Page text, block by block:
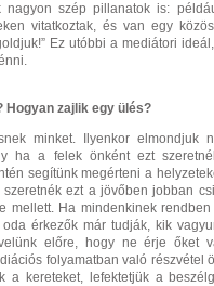
szép pillanatok is:
vitatkoztak, és van egy
Ez utóbbi a mediátori
Hogyan zajlik egy ülés?
minket. Ilyenkor elmondjuk
ha a felek önként ezt
segítünk megérteni a
ezt a jövőben jobban
mellett. Ha mindenkinek
érkezők már tudják, kik
előre, hogy ne érje őket
folyamatban való részvétel
a kereteket, lefektetjük a